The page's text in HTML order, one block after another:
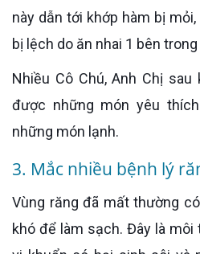
này dẫn tới khớp hàm bị
bị lệch do ăn nhai 1 bên
Nhiều Cô Chú, Anh Chị sau khi mất răng không ăn
được những món yêu
những món lạnh.
3. Mắc nhiều bệnh lý
Vùng răng đã mất thường có thức ăn mắc lại và rất
khó để làm sạch. Đây là